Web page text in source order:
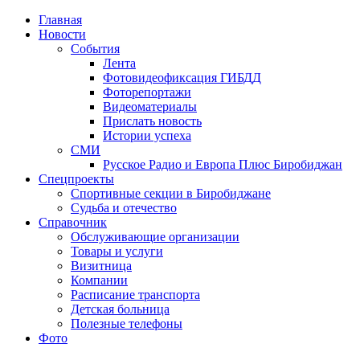
Главная
Новости
События
Лента
Фотовидеофиксация ГИБДД
Фоторепортажи
Видеоматериалы
Прислать новость
Истории успеха
СМИ
Русское Радио и Европа Плюс Биробиджан
Спецпроекты
Спортивные секции в Биробиджане
Судьба и отечество
Справочник
Обслуживающие организации
Товары и услуги
Визитница
Компании
Расписание транспорта
Детская больница
Полезные телефоны
Фото